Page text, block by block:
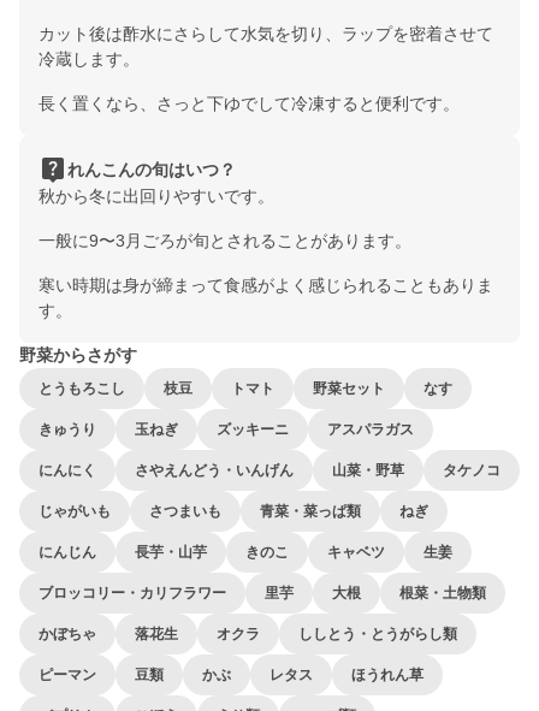
カット後は酢水にさらして水気を切り、ラップを密着させて
冷蔵します。
長く置くなら、さっと下ゆでして冷凍すると便利です。
live_helpれんこんの旬はいつ？
秋から冬に出回りやすいです。
一般に9〜3月ごろが旬とされることがあります。
寒い時期は身が締まって食感がよく感じられることもありま
す。
野菜からさがす
とうもろこし 枝豆 トマト 野菜セット なす
きゅうり 玉ねぎ ズッキーニ アスパラガス
にんにく さやえんどう・いんげん 山菜・野草 タケノコ
じゃがいも さつまいも 青菜・菜っぱ類 ねぎ
にんじん 長芋・山芋 きのこ キャベツ 生姜
ブロッコリー・カリフラワー 里芋 大根 根菜・土物類
かぼちゃ 落花生 オクラ ししとう・とうがらし類
ピーマン 豆類 かぶ レタス ほうれん草